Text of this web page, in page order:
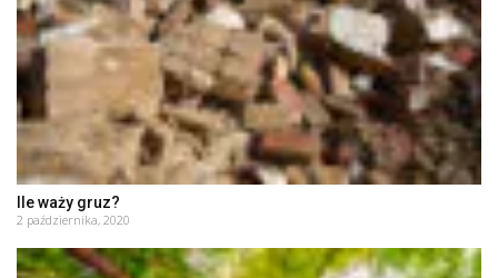
Ile waży gruz?
2 października, 2020